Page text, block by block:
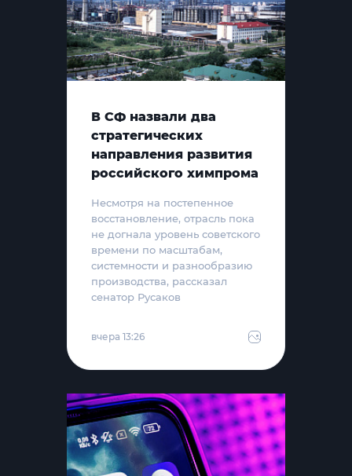
В СФ назвали два
стратегических
направления развития
российского химпрома
Несмотря на постепенное
восстановление, отрасль пока
не догнала уровень советского
времени по масштабам,
системности и разнообразию
производства, рассказал
сенатор Русаков
вчера 13:26